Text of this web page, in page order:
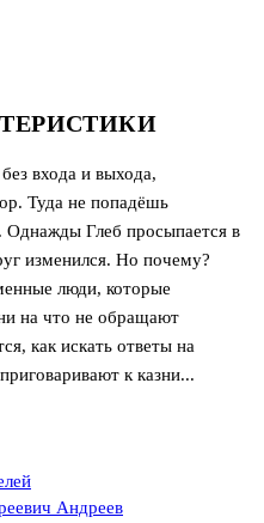
входа и выхода,
Туда не попадёшь
Глеб просыпается в
изменился. Но почему?
люди, которые
на что не обращают
как искать ответы на
к казни...
Андреев